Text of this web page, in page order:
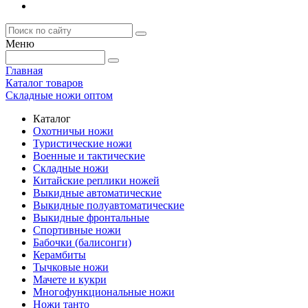
Меню
Главная
Каталог товаров
Складные ножи оптом
Каталог
Охотничьи ножи
Туристические ножи
Военные и тактические
Складные ножи
Китайские реплики ножей
Выкидные автоматические
Выкидные полуавтоматические
Выкидные фронтальные
Спортивные ножи
Бабочки (балисонги)
Керамбиты
Тычковые ножи
Мачете и кукри
Многофункциональные ножи
Ножи танто